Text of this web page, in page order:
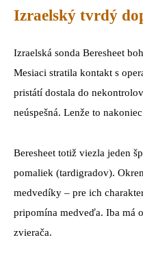
Izraelský tvrdý
Izraelská sonda Beresheet
Mesiaci stratila kontakt s
pristátí dostala do
neúspešná. Lenže to
Beresheet totiž viezla jeden
pomaliek (tardigradov).
medvedíky – pre ich
pripomína medveďa. Iba má
zvierača.